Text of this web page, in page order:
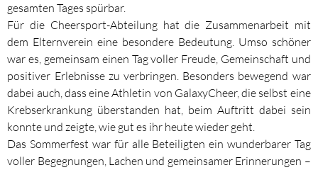
gesamten Tages spürbar.
Für die Cheersport-Abteilung hat die Zusammenarbeit mit
dem Elternverein eine besondere Bedeutung. Umso schöner
war es, gemeinsam einen Tag voller Freude, Gemeinschaft und
positiver Erlebnisse zu verbringen. Besonders bewegend war
dabei auch, dass eine Athletin von GalaxyCheer, die selbst eine
Krebserkrankung überstanden hat, beim Auftritt dabei sein
konnte und zeigte, wie gut es ihr heute wieder geht.
Das Sommerfest war für alle Beteiligten ein wunderbarer Tag
voller Begegnungen, Lachen und gemeinsamer Erinnerungen –